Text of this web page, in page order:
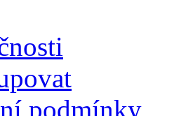
podmínky